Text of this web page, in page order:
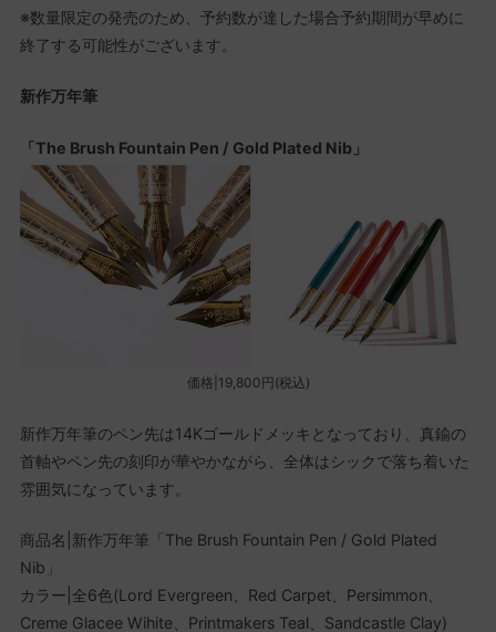
※数量限定の発売のため、予約数が達した場合予約期間が早めに
終了する可能性がございます。
新作万年筆
「The Brush Fountain Pen / Gold Plated Nib」
価格|19,800円(税込)
新作万年筆のペン先は14Kゴールドメッキとなっており、真鍮の
首軸やペン先の刻印が華やかながら、全体はシックで落ち着いた
雰囲気になっています。
商品名|新作万年筆「The Brush Fountain Pen / Gold Plated
Nib」
カラー|全6色(Lord Evergreen、Red Carpet、Persimmon、
Creme Glacee Wihite、Printmakers Teal、Sandcastle Clay)